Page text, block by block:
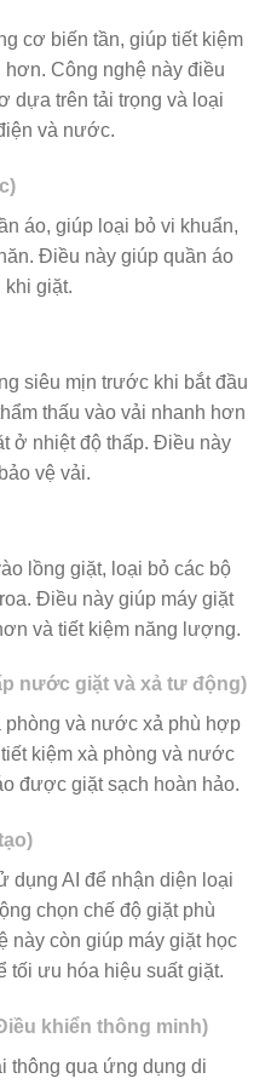
cơ biến tần, giúp tiết kiệm
Công nghệ này điều
dựa trên tải trọng và loại
và nước.
áo, giúp loại bỏ vi khuẩn,
Điều này giúp quần áo
giặt.
siêu mịn trước khi bắt đầu
thấu vào vải nhanh hơn
ở nhiệt độ thấp. Điều này
vệ vải.
lồng giặt, loại bỏ các bộ
Điều này giúp máy giặt
và tiết kiệm năng lượng.
nước giặt và xả tư động)
và nước xả phù hợp
kiệm xà phòng và nước
được giặt sạch hoàn hảo.
dụng AI để nhận diện loại
chọn chế độ giặt phù
này còn giúp máy giặt học
tối ưu hóa hiệu suất giặt.
khiển thông minh)
thông qua ứng dụng di